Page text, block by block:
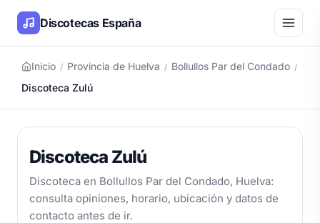
Discotecas España
Inicio / Provincia de Huelva / Bollullos Par del Condado /
Discoteca Zulú
Discoteca Zulú
Discoteca en Bollullos Par del Condado, Huelva:
consulta opiniones, horario, ubicación y datos de
contacto antes de ir.